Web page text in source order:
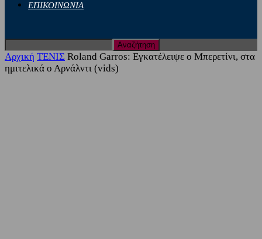
ΕΠΙΚΟΙΝΩΝΙΑ
Αρχική ΤΕΝΙΣ Roland Garros: Εγκατέλειψε ο Μπερετίνι, στα
ημιτελικά ο Αρνάλντι (vids)